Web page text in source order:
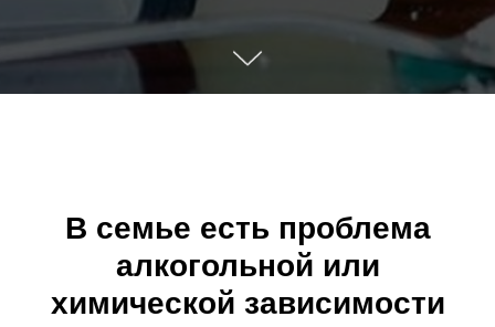
В семье есть проблема
алкогольной или
химической зависимости